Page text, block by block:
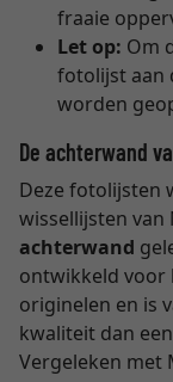
fraaie
Let op: Om
fotolijst aan
worden
De achterwand
Deze fotolijsten
wissellijsten van
achterwand
ontwikkeld voor
originelen en is
kwaliteit dan
Vergeleken met